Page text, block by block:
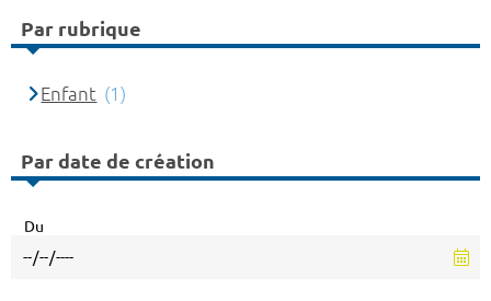
Par rubrique
Enfant (1)
Par date de création
Du